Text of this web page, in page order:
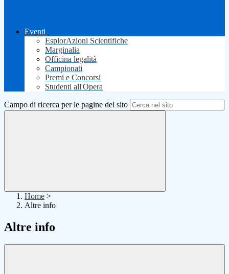
Eventi
EsplorAzioni Scientifiche
Marginalia
Officina legalità
Campionati
Premi e Concorsi
Studenti all'Opera
Campo di ricerca per le pagine del sito
Home >
Altre info
Altre info